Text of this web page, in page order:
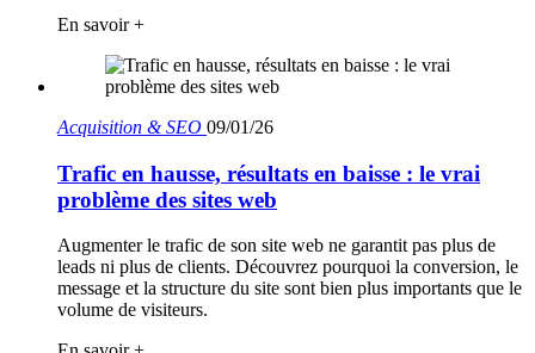
En savoir +
Acquisition & SEO 09/01/26
Trafic en hausse, résultats en baisse : le vrai
problème des sites web
Augmenter le trafic de son site web ne garantit pas plus de
leads ni plus de clients. Découvrez pourquoi la conversion, le
message et la structure du site sont bien plus importants que le
volume de visiteurs.